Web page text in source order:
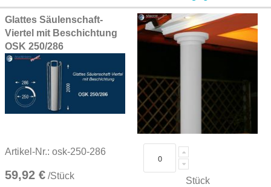
Glattes Säulenschaft-
Viertel mit Beschichtung
OSK 250/286
Artikel-Nr.: osk-250-286
59,92 € /Stück Stück